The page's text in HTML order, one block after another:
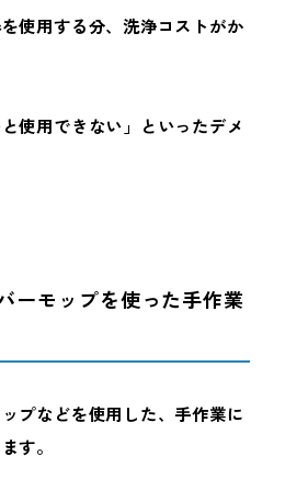
を使用する分、洗浄コストがか
使用できない」といったデメ
ーモップを使った手作業
プなどを使用した、手作業に
す。